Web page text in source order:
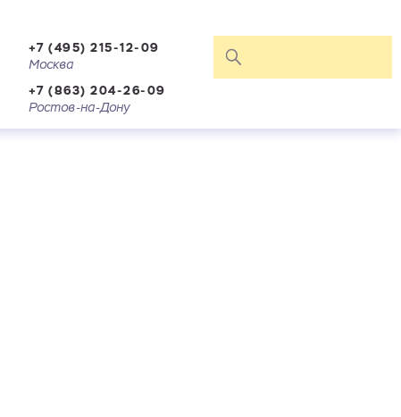
+7 (495) 215-12-09
Москва
+7 (863) 204-26-09
Ростов-на-Дону